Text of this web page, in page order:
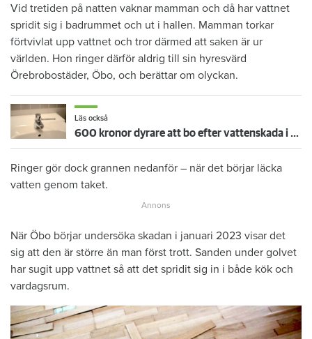
Vid tretiden på natten vaknar mamman och då har vattnet
spridit sig i badrummet och ut i hallen. Mamman torkar
förtvivlat upp vattnet och tror därmed att saken är ur
världen. Hon ringer därför aldrig till sin hyresvärd
Örebrobostäder, Öbo, och berättar om olyckan.
Läs också
600 kronor dyrare att bo efter vattenskada i Varberg
Ringer gör dock grannen nedanför – när det börjar läcka
vatten genom taket.
När Öbo börjar undersöka skadan i januari 2023 visar det
sig att den är större än man först trott. Sanden under golvet
har sugit upp vattnet så att det spridit sig in i både kök och
vardagsrum.